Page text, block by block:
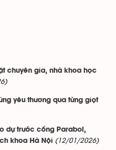
chuyên gia, nhà khoa học
yêu thương qua từng giọt
dự trước cổng Parabol,
khoa Hà Nội (12/01/2026)